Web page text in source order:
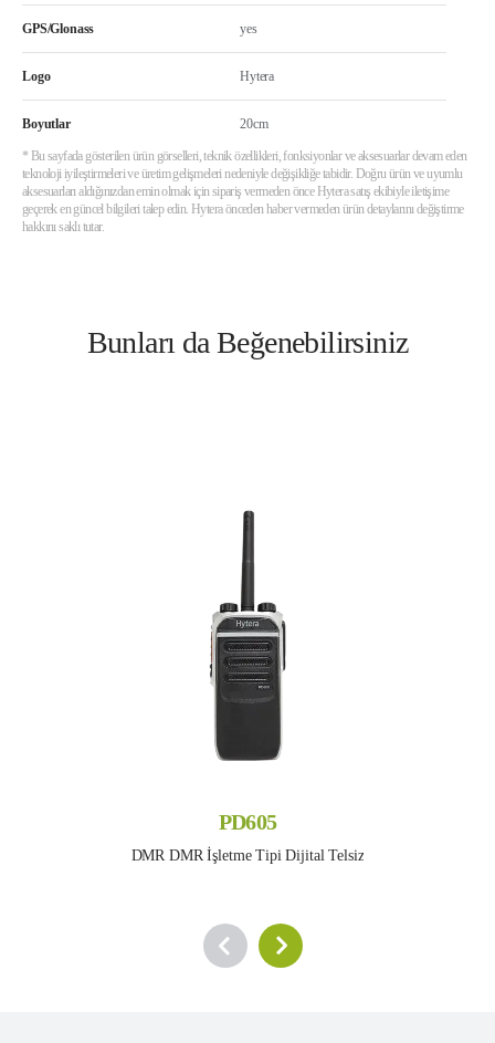
GPS/Glonass yes
Logo Hytera
Boyutlar 20cm
* Bu sayfada gösterilen ürün görselleri, teknik özellikleri, fonksiyonlar ve aksesuarlar devam eden
teknoloji iyileştirmeleri ve üretim gelişmeleri nedeniyle değişikliğe tabidir. Doğru ürün ve uyumlu
aksesuarları aldığınızdan emin olmak için sipariş vermeden önce Hytera satış ekibiyle iletişime
geçerek en güncel bilgileri talep edin. Hytera önceden haber vermeden ürün detaylarını değiştirme
hakkını saklı tutar.
Bunları da Beğenebilirsiniz
PD605
DMR DMR İşletme Tipi Dijital Telsiz